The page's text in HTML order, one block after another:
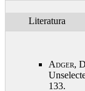
Literatura
Adger,
133.